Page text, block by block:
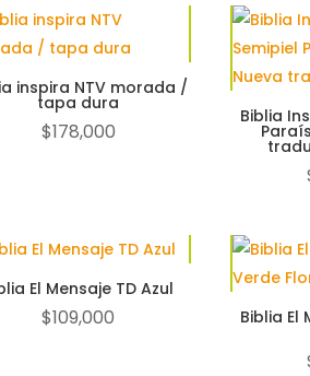
inspira NTV morada /
tapa dura
$178,000
Biblia
El Mensaje TD Azul
$109,000 Biblia El